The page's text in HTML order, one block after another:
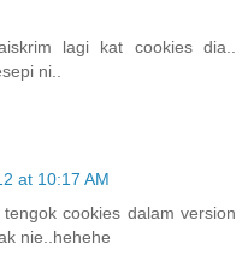
lagi kat cookies dia..
ni..
at 10:17 AM
cookies dalam version
nie..hehehe